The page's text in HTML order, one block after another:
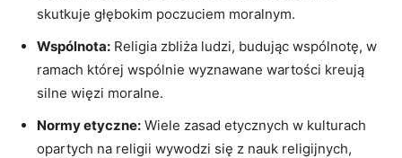
skutkuje głębokim poczuciem moralnym.
Wspólnota: Religia zbliża ludzi, budując wspólnotę,‌ w
ramach której ​wspólnie wyznawane wartości kreują
⁢silne więzi moralne.
Normy etyczne: Wiele zasad etycznych ​w⁢ kulturach
opartych na religii ‍wywodzi się z ⁣nauk ​religijnych,